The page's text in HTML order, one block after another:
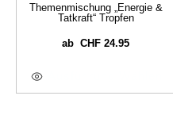
Themenmischung „Energie &
Tatkraft“ Tropfen
abCHF 24.95